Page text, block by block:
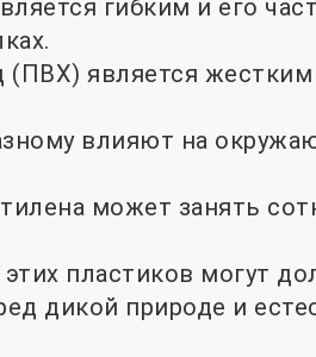
гибким и его
является жестким
влияют на
может занять
пластиков могут
дикой природе и